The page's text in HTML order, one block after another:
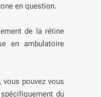
en question.
de la rétine
en ambulatoire
vous pouvez vous
du